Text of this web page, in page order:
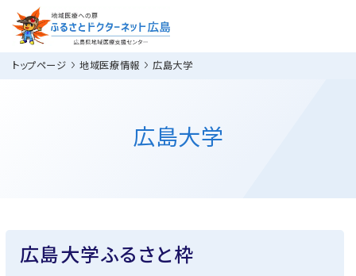
トップページ 地域医療情報 広島大学
広島大学
広島大学ふるさと枠